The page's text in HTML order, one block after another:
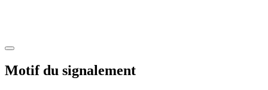
Motif du signalement